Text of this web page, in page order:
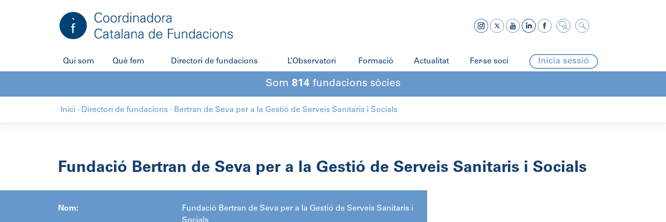
Qui som Què fem Directori de fundacions L’Observatori Formació Actualitat Fer-se soci Inicia sessió
Som 814 fundacions sòcies
Inici · Directori de fundacions · Bertran de Seva per a la Gestió de Serveis Sanitaris i Socials
Fundació Bertran de Seva per a la Gestió de Serveis Sanitaris i Socials
Nom:
Fundació Bertran de Seva per a la Gestió de Serveis Sanitaris i